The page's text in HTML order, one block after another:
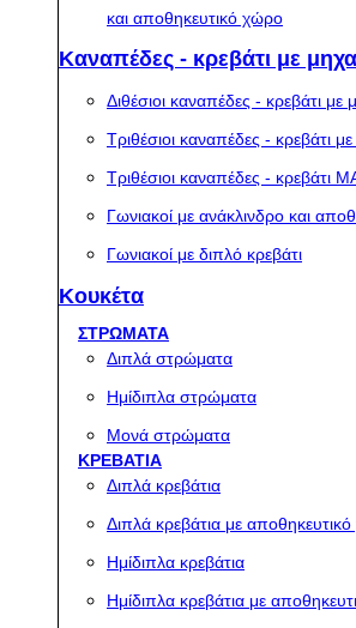
και αποθηκευτικό χώρο
Καναπέδες - κρεβάτι με
Διθέσιοι καναπέδες - κρεβάτι
Τριθέσιοι καναπέδες - κρεβάτι
Τριθέσιοι καναπέδες - κρεβάτι
Γωνιακοί με ανάκλινδρο και
Γωνιακοί με διπλό κρεβάτι
Κουκέτα
ΣΤΡΩΜΑΤΑ
Διπλά στρώματα
Ημίδιπλα στρώματα
Μονά στρώματα
ΚΡΕΒΑΤΙΑ
Διπλά κρεβάτια
Διπλά κρεβάτια με
Ημίδιπλα κρεβάτια
Ημίδιπλα κρεβάτια με